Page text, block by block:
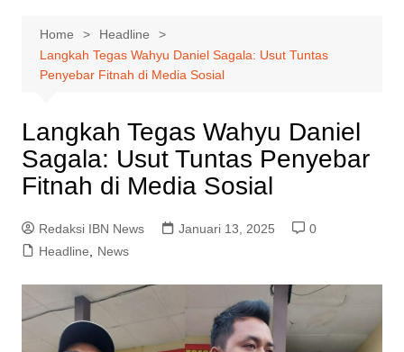
Home
Headline
Langkah Tegas Wahyu Daniel Sagala: Usut Tuntas
Penyebar Fitnah di Media Sosial
Langkah Tegas Wahyu Daniel
Sagala: Usut Tuntas Penyebar
Fitnah di Media Sosial
Redaksi IBN News Januari 13, 2025
0
Headline, News